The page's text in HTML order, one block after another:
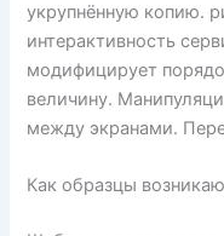
укрупнённую копию.
интерактивность
модифицирует
величину.
между экранами.
Как образцы